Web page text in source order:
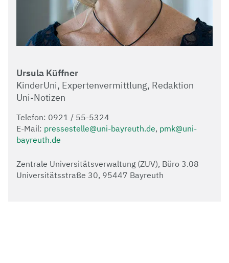
Ursula Küffner
KinderUni, Expertenvermittlung, Redaktion
Uni-Notizen
Telefon: 0921 / 55-5324
E-Mail: pressestelle@uni-bayreuth.de, pmk@uni-
bayreuth.de
Zentrale Universitätsverwaltung (ZUV), Büro 3.08
Universitätsstraße 30, 95447 Bayreuth